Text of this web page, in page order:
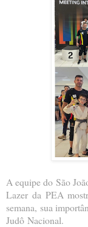
A equipe do São
Lazer da PEA
semana, sua
Judô Nacional.